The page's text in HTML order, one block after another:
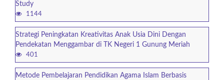
Study
1144
Strategi Peningkatan Kreativitas Anak Usia Dini Dengan
Pendekatan Menggambar di TK Negeri 1 Gunung Meriah
401
Metode Pembelajaran Pendidikan Agama Islam Berbasis